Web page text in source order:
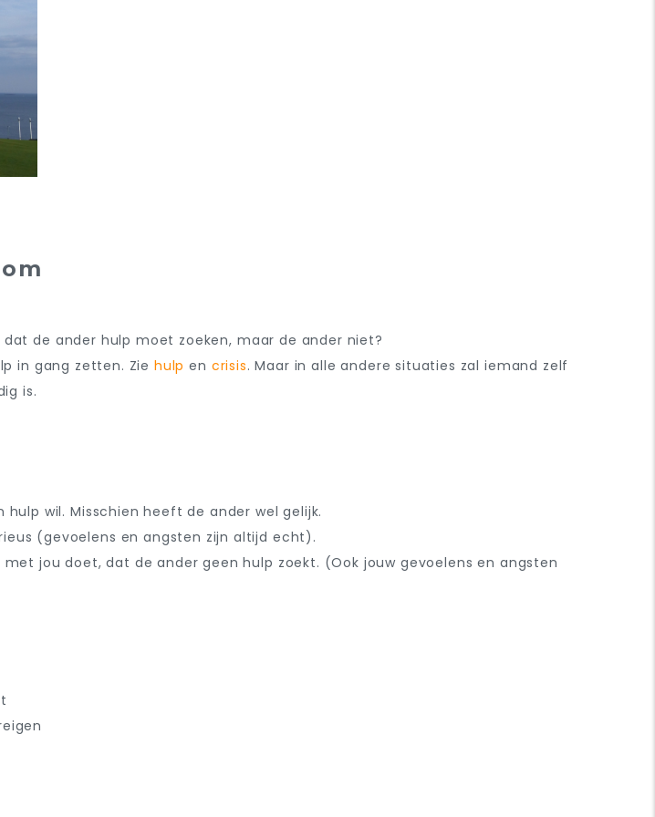
de ander hulp moet zoeken, maar de ander niet?
in gang zetten. Zie hulp en crisis. Maar in alle andere situaties zal iemand zelf
is.
wil. Misschien heeft de ander wel gelijk.
(gevoelens en angsten zijn altijd echt).
jou doet, dat de ander geen hulp zoekt. (Ook jouw gevoelens en angsten